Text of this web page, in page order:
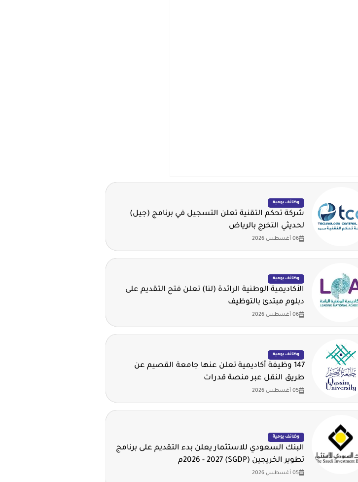
وظائف يومية
شركة تحكم التقنية تعلن التسجيل في برنامج (جيل)
لحديثي التخرج بالرياض
06 أغسطس 2026
وظائف يومية
الأكاديمية الوطنية الرائدة (لنا) تعلن فتح التقديم على
دبلوم مبتدئ بالتوظيف
06 أغسطس 2026
وظائف يومية
147 وظيفة أكاديمية تعلن عنها جامعة القصيم عن
طريق النقل عبر منصة قدرات
05 أغسطس 2026
وظائف يومية
البنك السعودي للاستثمار يعلن بدء التقديم على برنامج
تطوير الخريجين (SGDP) 2026 - 2027م
05 أغسطس 2026